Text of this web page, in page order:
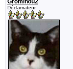
Grominou2
Déclamateur